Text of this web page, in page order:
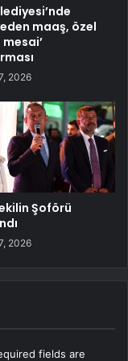
maaş, özel
2026
Şoförü
2026
fields are